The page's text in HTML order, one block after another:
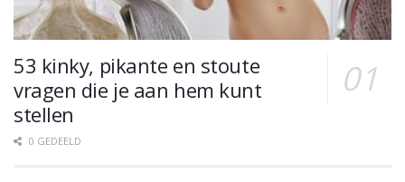
53 kinky, pikante en stoute
vragen die je aan hem kunt
stellen
0 GEDEELD